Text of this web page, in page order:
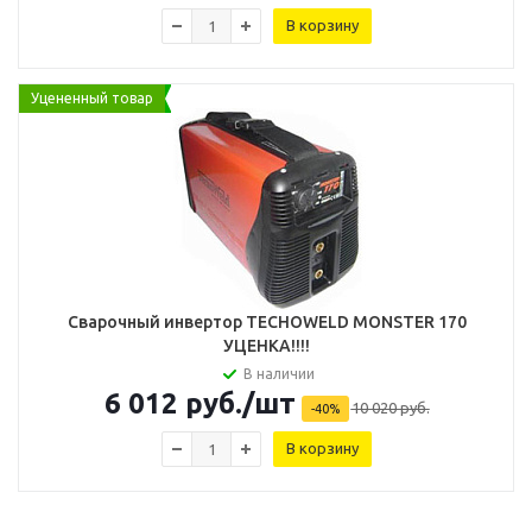
В корзину
Уцененный товар
Сварочный инвертор TECHOWELD MONSTER 170
УЦЕНКА!!!!
В наличии
6 012 руб./шт -40% 10 020руб.
В корзину